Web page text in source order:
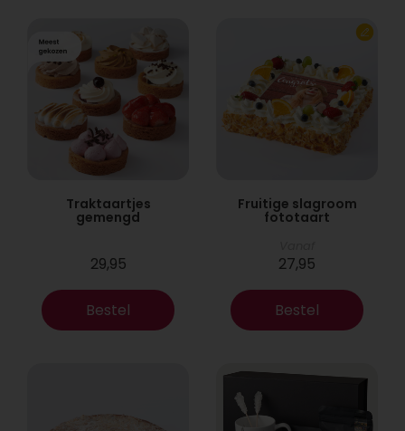
Traktaartjes
gemengd
29,95
Bestel
Fruitige slagroom
fototaart
27,95
Bestel